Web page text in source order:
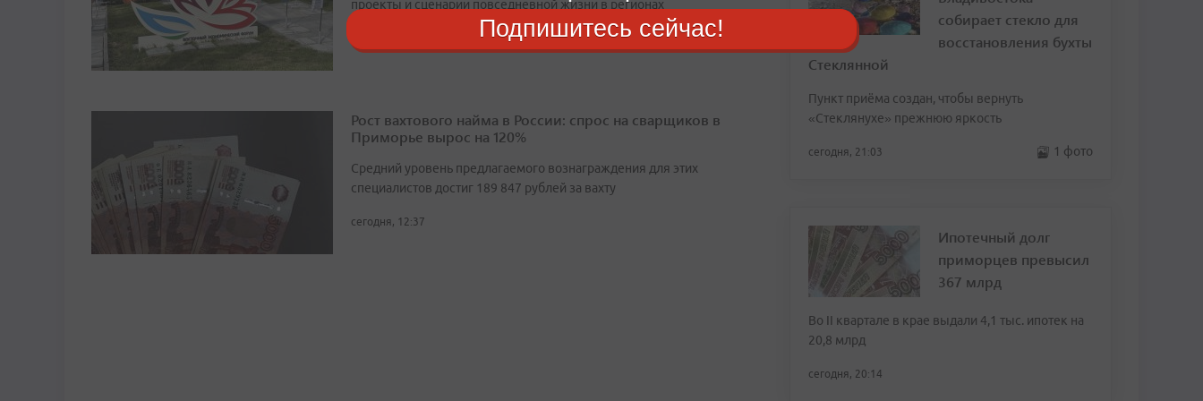
проекты и сценарии повседневной жизни в регионах
Рост вахтового найма в России: спрос на сварщиков в
Приморье вырос на 120%
Средний уровень предлагаемого вознаграждения для этих
специалистов достиг 189 847 рублей за вахту
сегодня, 12:37
собирает стекло для
восстановления бухты
Стеклянной
Пункт приёма создан, чтобы вернуть
«Стеклянухе» прежнюю яркость
сегодня, 21:03 1 фото
Ипотечный долг
приморцев превысил
367 млрд
Во II квартале в крае выдали 4,1 тыс. ипотек на
20,8 млрд
сегодня, 20:14
Подпишитесь сейчас!